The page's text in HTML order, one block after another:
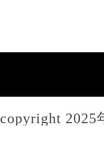
copyright